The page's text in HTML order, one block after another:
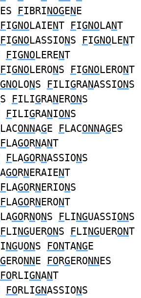
FIBRINOGENE
FIGNOLAIENT FIGNOLANT
FIGNOLASSIONS FIGNOLENT
FIGNOLERENT
FIGNOLERONS FIGNOLERONT
GNOLONS FILIGRANASSIONS
S FILIGRANERONS
FILIGRANIONS
LACONNAGE FLACONNAGES
FLAGORNANT
FLAGORNASSIONS
GORNERAIENT
FLAGORNERIONS
FLAGORNERONT
LAGORNONS FLINGUASSIONS
FLINGUERONS FLINGUERONT
NGUONS FONTANGE
GERONNE FORGERONNES
FORLIGNANT
FORLIGNASSIONS